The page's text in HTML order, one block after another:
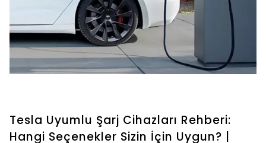
Tesla Uyumlu Şarj Cihazları Rehberi:
Hangi Seçenekler Sizin İçin Uygun? |